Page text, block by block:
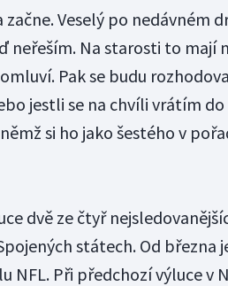
začne. Veselý po nedávném
neřeším. Na starosti to mají
Pak se budu
jestli se na chvíli vrátím
si ho jako šestého v
dvě ze čtyř
státech. Od března
Při předchozí výluce v